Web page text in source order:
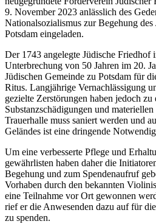
9. November 2023 anlässlich des
Nationalsozialismus zur Begehung
Potsdam eingeladen.
Der 1743 angelegte Jüdische Friedhof
Unterbrechung von 50 Jahren im 20.
Jüdischen Gemeinde zu Potsdam für
Ritus. Langjährige Vernachlässigung
gezielte Zerstörungen haben jedoch
Substanzschädigungen und
Trauerhalle muss saniert werden und
Geländes ist eine dringende
Um eine verbesserte Pflege und
gewährlisten haben daher die
Begehung und zum Spendenaufruf
Vorhaben durch den bekannten
eine Teilnahme vor Ort gewonnen
rief er die Anwesenden dazu auf für
zu spenden.